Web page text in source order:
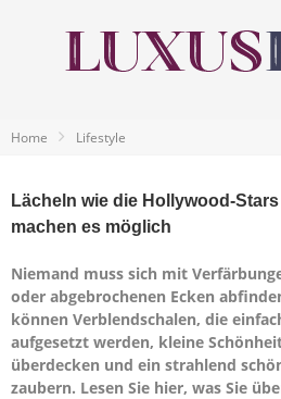
Home Lifestyle
Lächeln wie die Hollywood-
machen es möglich
Niemand muss sich mit
oder abgebrochenen Ecken
können Verblendschalen, die
aufgesetzt werden, kleine
überdecken und ein strahlend
zaubern. Lesen Sie hier, was Sie